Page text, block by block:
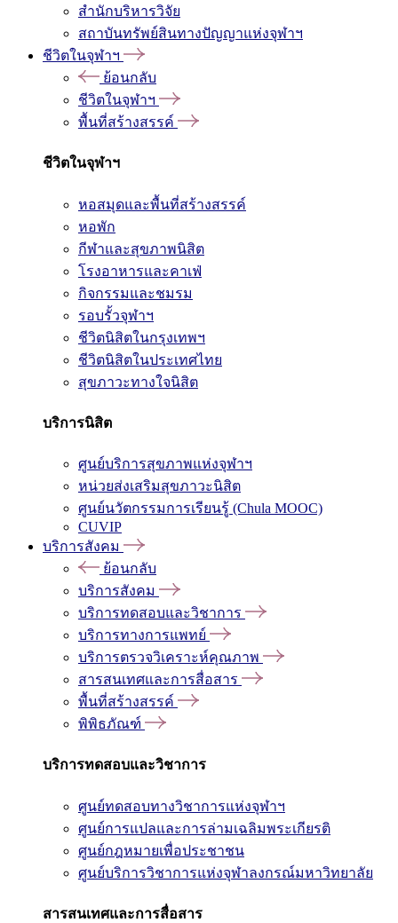
สำนักบริหารวิจัย
สถาบันทรัพย์สินทางปัญญาแห่งจุฬาฯ
ชีวิตในจุฬาฯ
ย้อนกลับ
ชีวิตในจุฬาฯ
พื้นที่สร้างสรรค์
ชีวิตในจุฬาฯ
หอสมุดและพื้นที่สร้างสรรค์
หอพัก
กีฬาและสุขภาพนิสิต
โรงอาหารและคาเฟ่
กิจกรรมและชมรม
รอบรั้วจุฬาฯ
ชีวิตนิสิตในกรุงเทพฯ
ชีวิตนิสิตในประเทศไทย
สุขภาวะทางใจนิสิต
บริการนิสิต
ศูนย์บริการสุขภาพแห่งจุฬาฯ
หน่วยส่งเสริมสุขภาวะนิสิต
ศูนย์นวัตกรรมการเรียนรู้ (Chula MOOC)
CUVIP
บริการสังคม
ย้อนกลับ
บริการสังคม
บริการทดสอบและวิชาการ
บริการทางการแพทย์
บริการตรวจวิเคราะห์คุณภาพ
สารสนเทศและการสื่อสาร
พื้นที่สร้างสรรค์
พิพิธภัณฑ์
บริการทดสอบและวิชาการ
ศูนย์ทดสอบทางวิชาการแห่งจุฬาฯ
ศูนย์การแปลและการล่ามเฉลิมพระเกียรติ
ศูนย์กฎหมายเพื่อประชาชน
ศูนย์บริการวิชาการแห่งจุฬาลงกรณ์มหาวิทยาลัย
สารสนเทศและการสื่อสาร